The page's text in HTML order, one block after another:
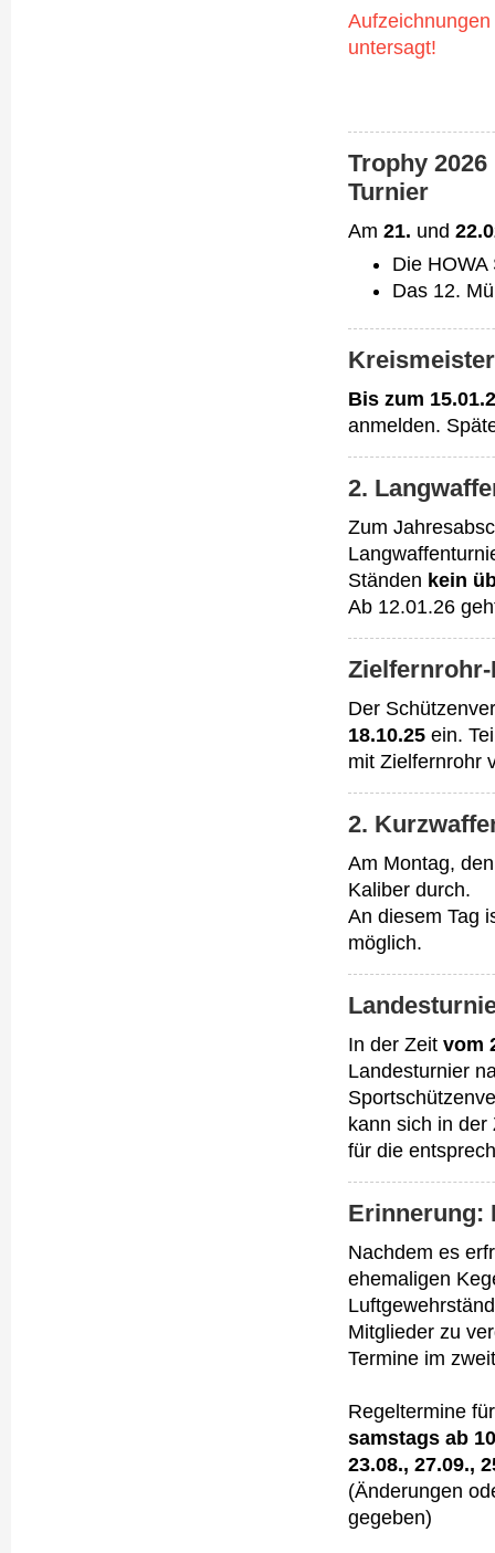
untersagt!
Trophy
Turnier
Am 21. und
Die HOWA
Das 12.
Bis zum
anmelden.
2.
Zum
Ständen kein
Ab 12.01.26
Der
18.10.25 ein.
mit Zielfernrohr
2.
Am Montag,
Kaliber durch.
An diesem Tag
möglich.
In der Zeit vom
Landesturnier
kann sich in
für die
Erinnerung:
Nachdem es
ehemaligen
Mitglieder zu
Termine im
Regeltermine
samstags ab
23.08., 27.09.,
(Änderungen
gegeben)